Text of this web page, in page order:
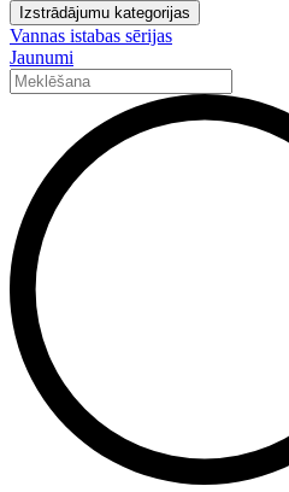
Izstrādājumu kategorijas
Vannas istabas sērijas
Jaunumi